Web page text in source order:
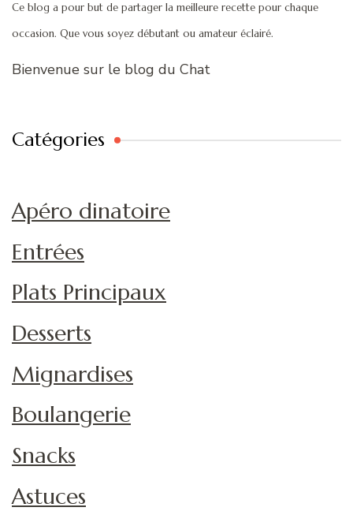
Ce blog a pour but de partager la meilleure recette pour chaque
occasion. Que vous soyez débutant ou amateur éclairé.
Bienvenue sur le blog du Chat
Catégories
Apéro dinatoire
Entrées
Plats Principaux
Desserts
Mignardises
Boulangerie
Snacks
Astuces